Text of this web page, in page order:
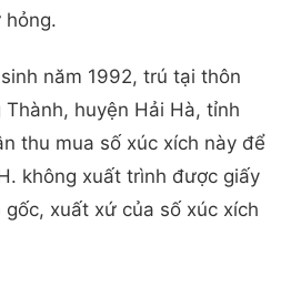
hỏng.
năm 1992, trú tại thôn
huyện Hải Hà, tỉnh
thu mua số xúc xích này để
không xuất trình được giấy
xuất xứ của số xúc xích